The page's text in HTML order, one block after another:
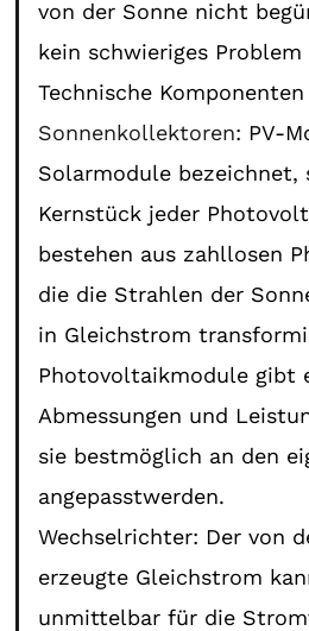
von der Sonne nicht
kein schwieriges Problem
Technische
Sonnenkollektoren: PV-
Solarmodule bezeichnet,
Kernstück jeder
bestehen aus zahllosen
die die Strahlen der
in Gleichstrom
Photovoltaikmodule gibt
Abmessungen und
sie bestmöglich an den
angepasstwerden.
Wechselrichter: Der von
erzeugte Gleichstrom
unmittelbar für die